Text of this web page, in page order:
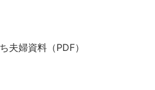
夫婦資料（PDF）